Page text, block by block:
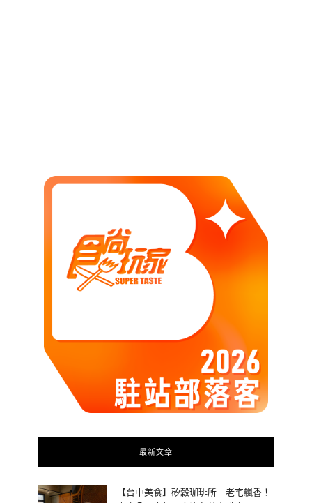
最新文章
【台中美食】矽穀珈琲所｜老宅飄香！